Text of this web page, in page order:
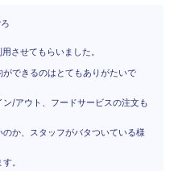
させてもらいました。
できるのはとてもありがたいで
/アウト、フードサービスの注文も
か、スタッフがバタついている様
。